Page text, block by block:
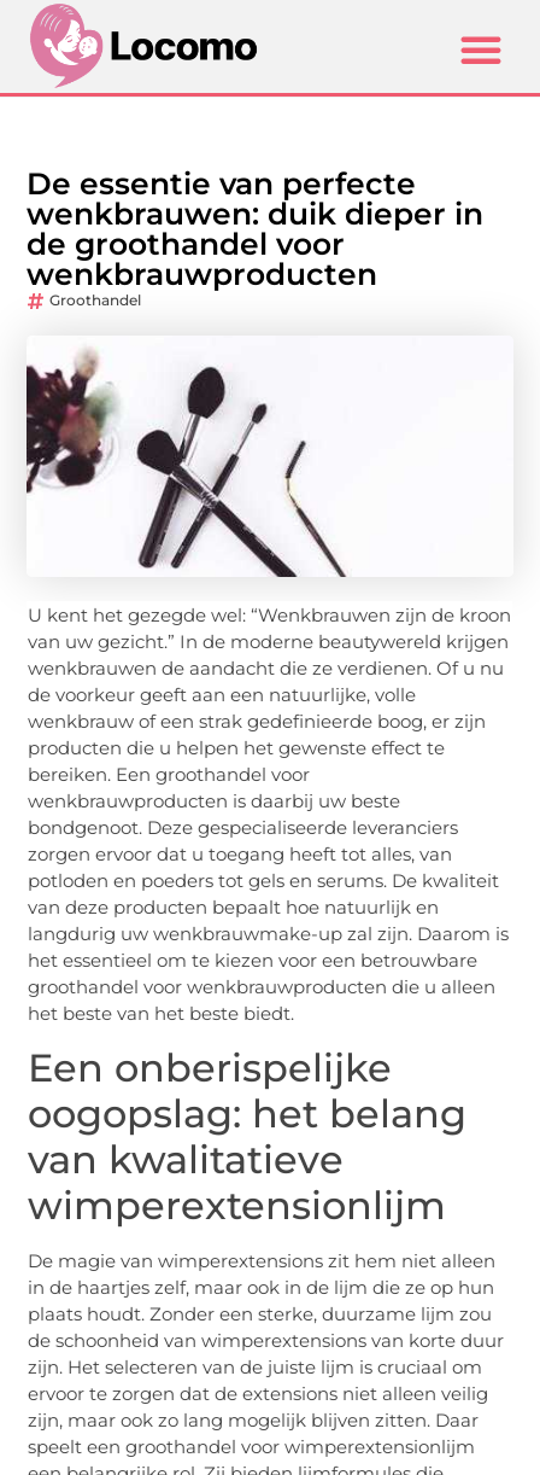
De essentie van perfecte
wenkbrauwen: duik dieper in
de groothandel voor
wenkbrauwproducten
Groothandel
U kent het gezegde wel: “Wenkbrauwen zijn de kroon
van uw gezicht.” In de moderne beautywereld krijgen
wenkbrauwen de aandacht die ze verdienen. Of u nu
de voorkeur geeft aan een natuurlijke, volle
wenkbrauw of een strak gedefinieerde boog, er zijn
producten die u helpen het gewenste effect te
bereiken. Een groothandel voor
wenkbrauwproducten is daarbij uw beste
bondgenoot. Deze gespecialiseerde leveranciers
zorgen ervoor dat u toegang heeft tot alles, van
potloden en poeders tot gels en serums. De kwaliteit
van deze producten bepaalt hoe natuurlijk en
langdurig uw wenkbrauwmake-up zal zijn. Daarom is
het essentieel om te kiezen voor een betrouwbare
groothandel voor wenkbrauwproducten die u alleen
het beste van het beste biedt.
Een onberispelijke
oogopslag: het belang
van kwalitatieve
wimperextensionlijm
De magie van wimperextensions zit hem niet alleen
in de haartjes zelf, maar ook in de lijm die ze op hun
plaats houdt. Zonder een sterke, duurzame lijm zou
de schoonheid van wimperextensions van korte duur
zijn. Het selecteren van de juiste lijm is cruciaal om
ervoor te zorgen dat de extensions niet alleen veilig
zijn, maar ook zo lang mogelijk blijven zitten. Daar
speelt een groothandel voor wimperextensionlijm